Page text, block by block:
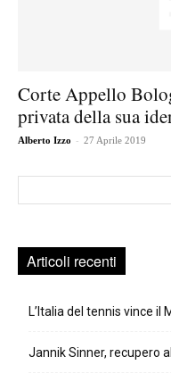
Corte Appello
privata della sua
Alberto Izzo - 27 Aprile 2019
Articoli recenti
L’Italia del tennis vince
Jannik Sinner, recupero